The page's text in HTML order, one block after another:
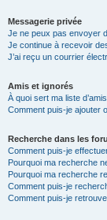
Messagerie privée
Je ne peux pas envoyer
Je continue à recevoir
J’ai reçu un courrier
Amis et ignorés
À quoi sert ma liste
Comment puis-je ajouter
Recherche dans les
Comment puis-je
Pourquoi ma recherche
Pourquoi ma recherche
Comment puis-je
Comment puis-je